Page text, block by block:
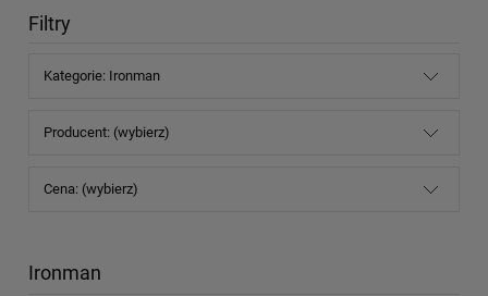
Filtry
Kategorie: Ironman
Producent: (wybierz)
Cena: (wybierz)
Ironman